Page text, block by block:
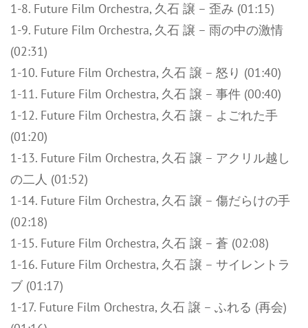
1-8. Future Film Orchestra, 久石 譲 – 歪み (01:15)
1-9. Future Film Orchestra, 久石 譲 – 雨の中の激情
(02:31)
1-10. Future Film Orchestra, 久石 譲 – 怒り (01:40)
1-11. Future Film Orchestra, 久石 譲 – 事件 (00:40)
1-12. Future Film Orchestra, 久石 譲 – よごれた手
(01:20)
1-13. Future Film Orchestra, 久石 譲 – アクリル越し
の二人 (01:52)
1-14. Future Film Orchestra, 久石 譲 – 傷だらけの手
(02:18)
1-15. Future Film Orchestra, 久石 譲 – 蒼 (02:08)
1-16. Future Film Orchestra, 久石 譲 – サイレントラ
ブ (01:17)
1-17. Future Film Orchestra, 久石 譲 – ふれる (再会)